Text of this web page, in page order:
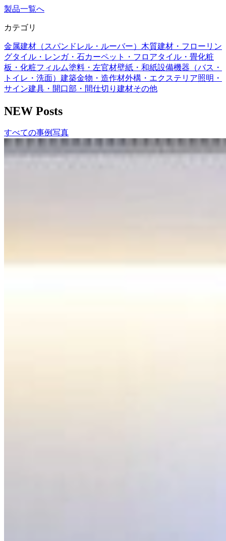
製品一覧へ
カテゴリ
金属建材（スパンドレル・ルーバー） 木質建材・フローリン
グタイル・レンガ・石カーペット・フロアタイル・畳化粧
板・化粧フィルム塗料・左官材壁紙・和紙設備機器（バス・
トイレ・洗面） 建築金物・造作材外構・エクステリア照明・
サイン建具・開口部・間仕切り 建材その他
NEW Posts
すべての事例写真